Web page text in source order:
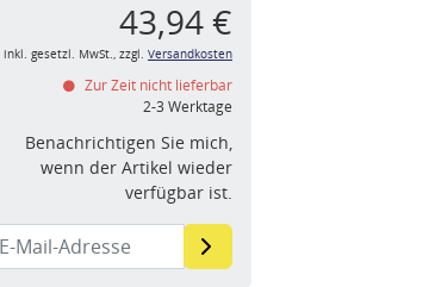
43,94 €
inkl. gesetzl. MwSt., zzgl. Versandkosten
Zur Zeit nicht lieferbar
2-3 Werktage
Benachrichtigen Sie mich,
wenn der Artikel wieder
verfügbar ist.